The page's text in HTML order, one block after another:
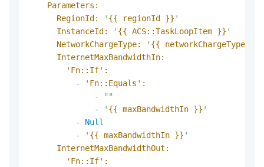
Parameters:
RegionId:
' {{ regionId }} '
InstanceId:
' {{ ACS::TaskLoopItem }} '
NetworkChargeType:
' {{ networkChargeType }}
InternetMaxBandwidthIn:
'Fn::If':
-
'Fn::Equals':
-
""
-
' {{ maxBandwidthIn }} '
-
Null
-
' {{ maxBandwidthIn }} '
InternetMaxBandwidthOut:
'Fn::If':